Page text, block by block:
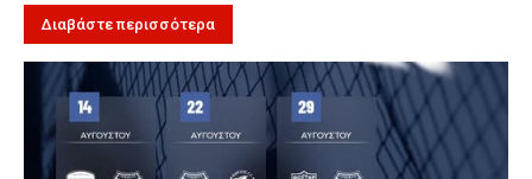
Διαβάστε περισσότερα